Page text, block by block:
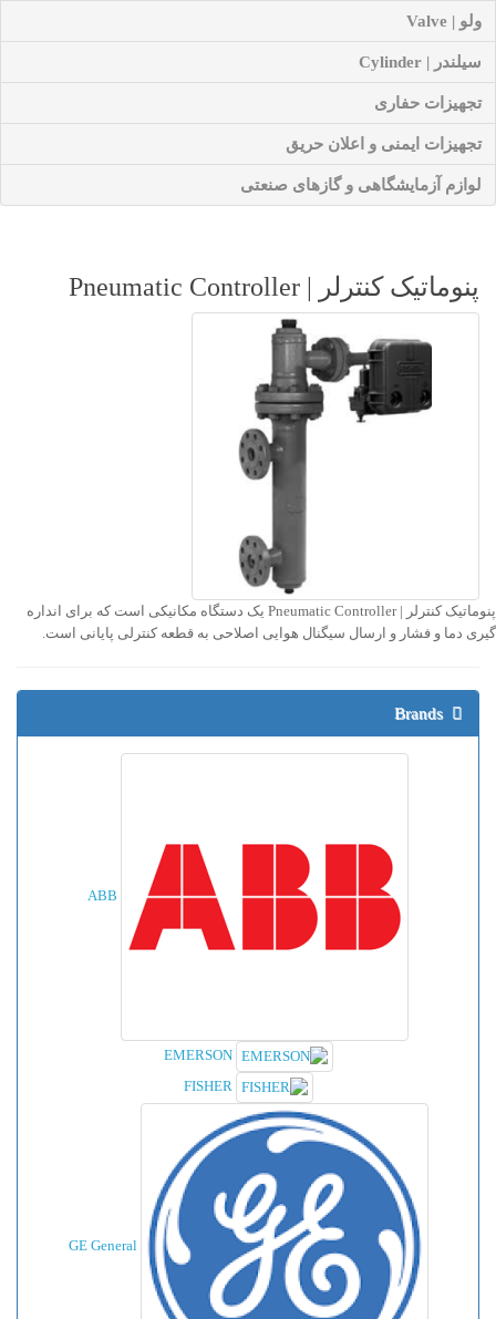
ولو | Valve
سیلندر | Cylinder
تجهیزات حفاری
تجهیزات ایمنی و اعلان حریق
لوازم آزمایشگاهی و گازهای صنعتی
پنوماتیک کنترلر | Pneumatic Controller
پنوماتیک کنترلر | Pneumatic Controller یک دستگاه مکانیکی است که برای انداره
گیری دما و فشار و ارسال سیگنال هوایی اصلاحی به قطعه کنترلی پایانی است.
Brands
EMERSON
GE General